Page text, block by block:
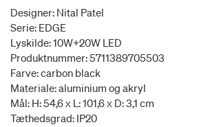
Designer: Nital Patel
Serie: EDGE
Lyskilde: 10W+20W LED
Produktnummer: 5711389705503
Farve: carbon black
Materiale: aluminium og akryl
Mål: H: 54,6 x L: 101,6 x D: 3,1 cm
Tæthedsgrad: IP20